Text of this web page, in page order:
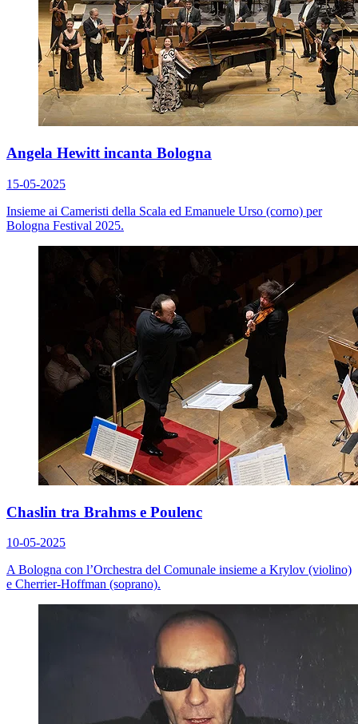
Angela Hewitt incanta Bologna
15-05-2025
Insieme ai Cameristi della Scala ed Emanuele Urso (corno) per
Bologna Festival 2025.
Chaslin tra Brahms e Poulenc
10-05-2025
A Bologna con l’Orchestra del Comunale insieme a Krylov (violino)
e Cherrier-Hoffman (soprano).